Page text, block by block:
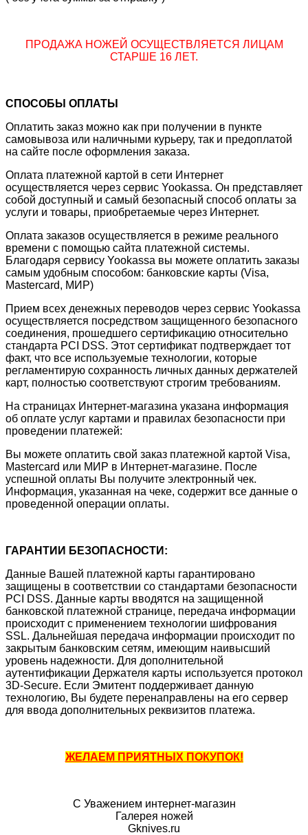
ПРОДАЖА НОЖЕЙ ОСУЩЕСТВЛЯЕТСЯ ЛИЦАМ
СТАРШЕ 16 ЛЕТ.
СПОСОБЫ ОПЛАТЫ
Оплатить заказ можно как при получении в пункте
самовывоза или наличными курьеру, так и предоплатой
на сайте после оформления заказа.
Оплата платежной картой в сети Интернет
осуществляется через сервис Yookassa. Он представляет
собой доступный и самый безопасный способ оплаты за
услуги и товары, приобретаемые через Интернет.
Оплата заказов осуществляется в режиме реального
времени с помощью сайта платежной системы.
Благодаря сервису Yookassa вы можете оплатить заказы
самым удобным способом: банковские карты (Visa,
Mastercard, МИР)
Прием всех денежных переводов через сервис Yookassa
осуществляется посредством защищенного безопасного
соединения, прошедшего сертификацию относительно
стандарта PCI DSS. Этот сертификат подтверждает тот
факт, что все используемые технологии, которые
регламентирую сохранность личных данных держателей
карт, полностью соответствуют строгим требованиям.
На страницах Интернет-магазина указана информация
об оплате услуг картами и правилах безопасности при
проведении платежей:
Вы можете оплатить свой заказ платежной картой Visa,
Mastercard или МИР в Интернет-магазине. После
успешной оплаты Вы получите электронный чек.
Информация, указанная на чеке, содержит все данные о
проведенной операции оплаты.
ГАРАНТИИ БЕЗОПАСНОСТИ:
Данные Вашей платежной карты гарантировано
защищены в соответствии со стандартами безопасности
PCI DSS. Данные карты вводятся на защищенной
банковской платежной странице, передача информации
происходит с применением технологии шифрования
SSL. Дальнейшая передача информации происходит по
закрытым банковским сетям, имеющим наивысший
уровень надежности. Для дополнительной
аутентификации Держателя карты используется протокол
3D-Secure. Если Эмитент поддерживает данную
технологию, Вы будете перенаправлены на его сервер
для ввода дополнительных реквизитов платежа.
ЖЕЛАЕМ ПРИЯТНЫХ ПОКУПОК!
С Уважением интернет-магазин
Галерея ножей
Gknives.ru